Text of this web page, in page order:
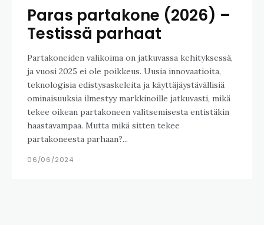
Paras partakone (2026) –
Testissä parhaat
Partakoneiden valikoima on jatkuvassa kehityksessä,
ja vuosi 2025 ei ole poikkeus. Uusia innovaatioita,
teknologisia edistysaskeleita ja käyttäjäystävällisiä
ominaisuuksia ilmestyy markkinoille jatkuvasti, mikä
tekee oikean partakoneen valitsemisesta entistäkin
haastavampaa. Mutta mikä sitten tekee
partakoneesta parhaan?...
06/06/2024